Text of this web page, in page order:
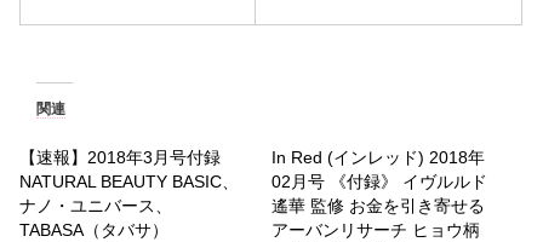
関連
【速報】2018年3月号付録
NATURAL BEAUTY BASIC、
ナノ・ユニバース、
TABASA（タバサ）
In Red (インレッド) 2018年
02月号 《付録》 イヴルルド
遙華 監修 お金を引き寄せる
アーバンリサーチ ヒョウ柄